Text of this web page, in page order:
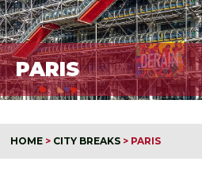
PARIS
HOME > CITY BREAKS > PARIS